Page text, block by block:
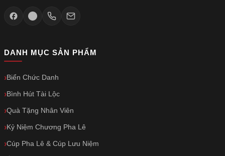
DANH MỤC SẢN PHẨM
Biển Chức Danh
Bình Hút Tài Lộc
Quà Tặng Nhân Viên
Kỷ Niệm Chương Pha Lê
Cúp Pha Lê & Cúp Lưu Niệm